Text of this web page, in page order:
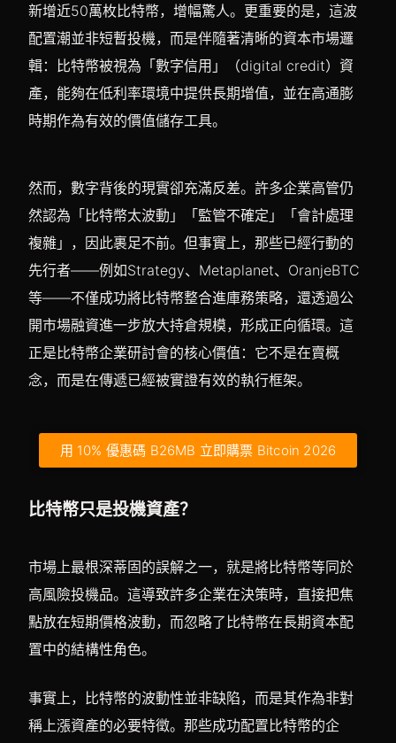
新增近50萬枚比特幣，增幅驚人。更重要的是，這波
配置潮並非短暫投機，而是伴隨著清晰的資本市場邏
輯：比特幣被視為「數字信用」（digital credit）資
產，能夠在低利率環境中提供長期增值，並在高通膨
時期作為有效的價值儲存工具。
然而，數字背後的現實卻充滿反差。許多企業高管仍
然認為「比特幣太波動」「監管不確定」「會計處理
複雜」，因此裹足不前。但事實上，那些已經行動的
先行者——例如Strategy、Metaplanet、OranjeBTC
等——不僅成功將比特幣整合進庫務策略，還透過公
開市場融資進一步放大持倉規模，形成正向循環。這
正是比特幣企業研討會的核心價值：它不是在賣概
念，而是在傳遞已經被實證有效的執行框架。
用 10% 優惠碼 B26MB 立即購票 Bitcoin 2026
比特幣只是投機資產？
市場上最根深蒂固的誤解之一，就是將比特幣等同於
高風險投機品。這導致許多企業在決策時，直接把焦
點放在短期價格波動，而忽略了比特幣在長期資本配
置中的結構性角色。
事實上，比特幣的波動性並非缺陷，而是其作為非對
稱上漲資產的必要特徵。那些成功配置比特幣的企